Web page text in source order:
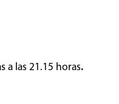
a las 21.15 horas.